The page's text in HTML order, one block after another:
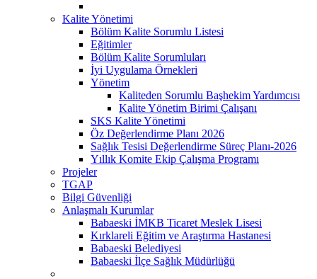
Kalite Yönetimi
Bölüm Kalite Sorumlu Listesi
Eğitimler
Bölüm Kalite Sorumluları
İyi Uygulama Örnekleri
Yönetim
Kaliteden Sorumlu Başhekim Yardımcısı
Kalite Yönetim Birimi Çalışanı
SKS Kalite Yönetimi
Öz Değerlendirme Planı 2026
Sağlık Tesisi Değerlendirme Süreç Planı-2026
Yıllık Komite Ekip Çalışma Programı
Projeler
TGAP
Bilgi Güvenliği
Anlaşmalı Kurumlar
Babaeski İMKB Ticaret Meslek Lisesi
Kırklareli Eğitim ve Araştırma Hastanesi
Babaeski Belediyesi
Babaeski İlçe Sağlık Müdürlüğü